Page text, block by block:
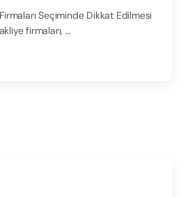
Seçiminde Dikkat Edilmesi
firmaları, …